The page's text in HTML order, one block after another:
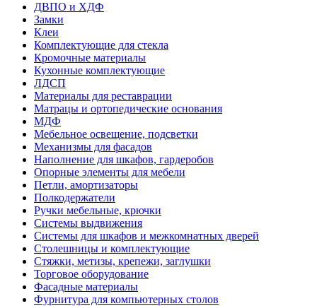
ДВПО и ХДФ
Замки
Клеи
Комплектующие для стекла
Кромочные материалы
Кухонные комплектующие
ЛДСП
Материалы для реставрации
Матрацы и ортопедические основания
МДФ
Мебельное освещение, подсветки
Механизмы для фасадов
Наполнение для шкафов, гардеробов
Опорные элементы для мебели
Петли, амортизаторы
Полкодержатели
Ручки мебельные, крючки
Системы выдвижения
Системы для шкафов и межкомнатных дверей
Столешницы и комплектующие
Стяжки, метизы, крепежи, заглушки
Торговое оборудование
Фасадные материалы
Фурнитура для компьютерных столов